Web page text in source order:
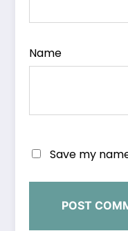
Name
Save my